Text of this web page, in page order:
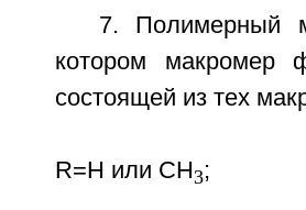
7. Полимерный
котором макромер
состоящей из тех
R=Н или СН3;